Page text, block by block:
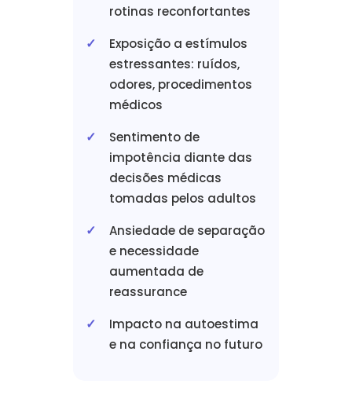
rotinas reconfortantes
Exposição a estímulos
estressantes: ruídos,
odores, procedimentos
médicos
Sentimento de
impotência diante das
decisões médicas
tomadas pelos adultos
Ansiedade de separação
e necessidade
aumentada de
reassurance
Impacto na autoestima
e na confiança no futuro